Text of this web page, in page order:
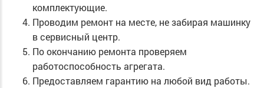
комплектующие.
Проводим ремонт на месте, не забирая машинку
в сервисный центр.
По окончанию ремонта проверяем
работоспособность агрегата.
Предоставляем гарантию на любой вид работы.